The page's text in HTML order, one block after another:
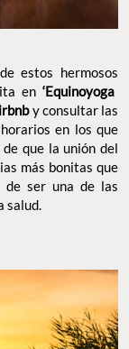
estos hermosos
en ‘Equinoyoga
y consultar las
en los que
que la unión del
más bonitas que
de ser una de las
salud.